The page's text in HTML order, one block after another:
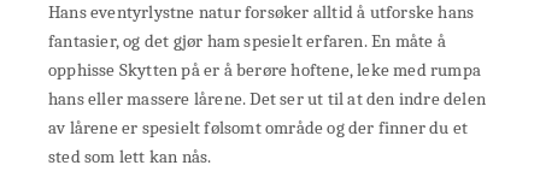
Hans eventyrlystne natur forsøker alltid å utforske hans
fantasier, og det gjør ham spesielt erfaren. En måte å
opphisse Skytten på er å berøre hoftene, leke med rumpa
hans eller massere lårene. Det ser ut til at den indre delen
av lårene er spesielt følsomt område og der finner du et
sted som lett kan nås.